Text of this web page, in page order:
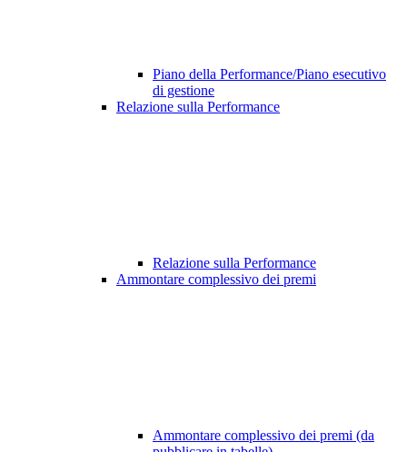
Piano della Performance/Piano esecutivo
di gestione
Relazione sulla Performance
Relazione sulla Performance
Ammontare complessivo dei premi
Ammontare complessivo dei premi (da